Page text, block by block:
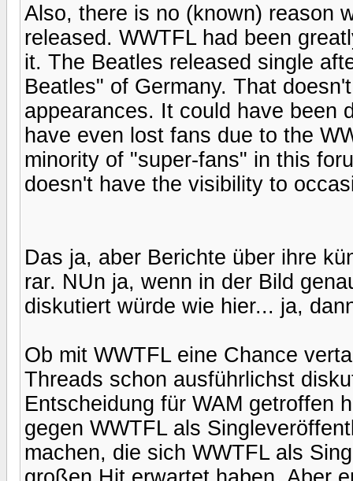
Also, there is no (known) reason
released. WWTFL had been
it. The Beatles released single
Beatles" of Germany. That
appearances. It could have been
have even lost fans due to the
minority of "super-fans" in this
doesn't have the visibility to
Das ja, aber Berichte über ihre
rar. NUn ja, wenn in der Bild
diskutiert würde wie hier... ja,
Ob mit WWTFL eine Chance
Threads schon ausführlichst
Entscheidung für WAM getroffen
gegen WWTFL als
machen, die sich WWTFL als